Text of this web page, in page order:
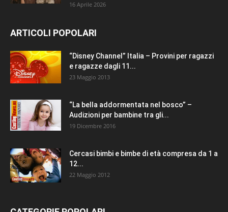
16 Aprile 2026
ARTICOLI POPOLARI
“Disney Channel” Italia – Provini per ragazzi
e ragazze dagli 11...
23 Maggio 2013
“La bella addormentata nel bosco” –
Audizioni per bambine tra gli...
19 Dicembre 2016
Cercasi bimbi e bimbe di età compresa da 1 a
12...
22 Maggio 2012